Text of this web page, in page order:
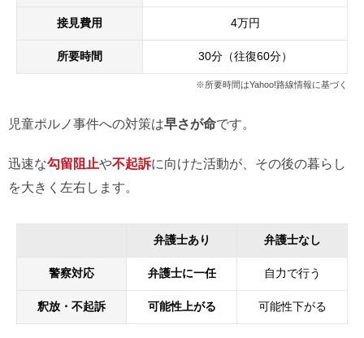
接見費用 4万円
所要時間 30分（往復60分）
※所要時間はYahoo!路線情報に基づく
児童ポルノ事件への対策は早さが命です。
迅速な勾留阻止や不起訴に向けた活動が、その後の暮らし
を大きく左右します。
弁護士あり 弁護士なし
警察対応 弁護士に一任 自力で行う
釈放・不起訴 可能性上がる 可能性下がる